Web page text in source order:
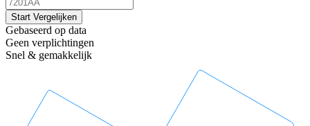
Start Vergelijken
Gebaseerd op data
Geen verplichtingen
Snel & gemakkelijk